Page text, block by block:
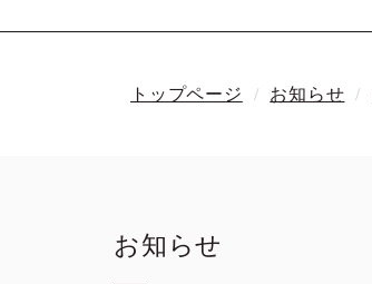
トップページ お知らせ
お知らせ